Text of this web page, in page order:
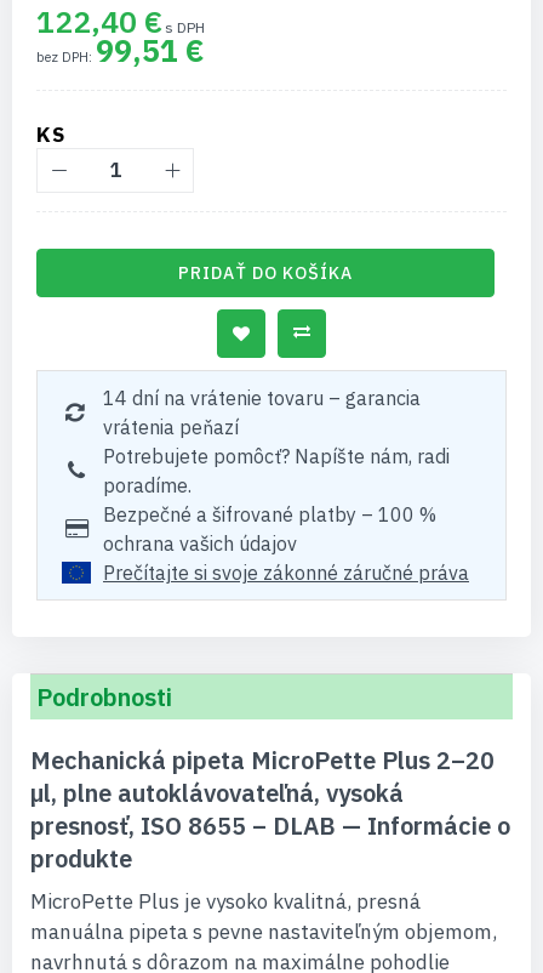
122,40 €
99,51 €
KS
PRIDAŤ DO KOŠÍKA
14 dní na vrátenie tovaru – garancia
vrátenia peňazí
Potrebujete pomôcť? Napíšte nám, radi
poradíme.
Bezpečné a šifrované platby – 100 %
ochrana vašich údajov
Prečítajte si svoje zákonné záručné práva
Podrobnosti
Mechanická pipeta MicroPette Plus 2–20
µl, plne autoklávovateľná, vysoká
presnosť, ISO 8655 – DLAB — Informácie o
produkte
MicroPette Plus je vysoko kvalitná, presná
manuálna pipeta s pevne nastaviteľným objemom,
navrhnutá s dôrazom na maximálne pohodlie